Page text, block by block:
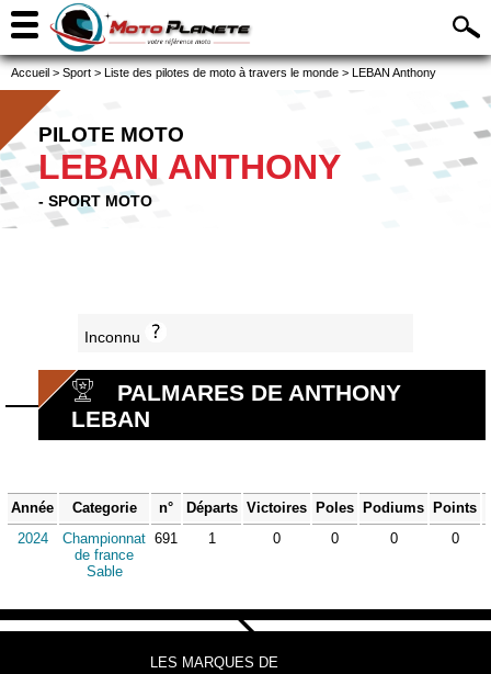
Accueil > Sport > Liste des pilotes de moto à travers le monde > LEBAN Anthony
PILOTE MOTO
LEBAN ANTHONY
- SPORT MOTO
Inconnu
PALMARES DE ANTHONY
LEBAN
Année Categorie n° Départs Victoires Poles Podiums Points
2024
Championnat
de france
Sable
691 1 0 0 0 0
LES MARQUES DE